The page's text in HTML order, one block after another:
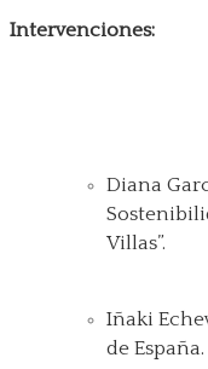
Intervenciones:
Diana
Villas”.
Iñaki
de España.